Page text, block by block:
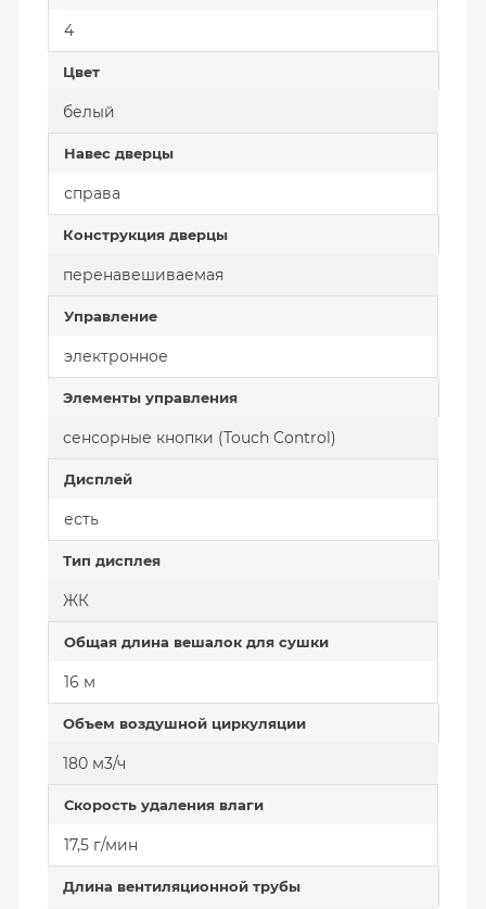
4
Цвет
белый
Навес дверцы
справа
Конструкция дверцы
перенавешиваемая
Управление
электронное
Элементы управления
сенсорные кнопки (Touch Control)
Дисплей
есть
Тип дисплея
ЖК
Общая длина вешалок для сушки
16 м
Объем воздушной циркуляции
180 м3/ч
Скорость удаления влаги
17,5 г/мин
Длина вентиляционной трубы